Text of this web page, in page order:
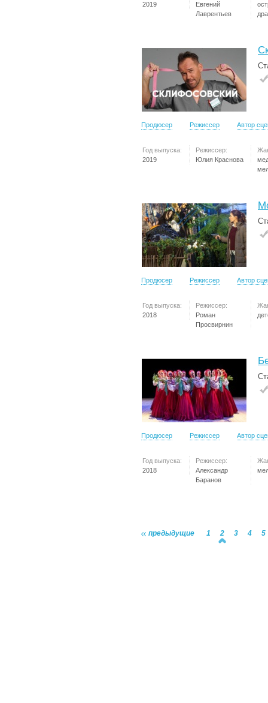
2019
Евгений
Лаврентьев
Продюсер Режиссер Автор
Год выпуска:
2019
Режиссер:
Юлия Краснова
Продюсер Режиссер Автор
Год выпуска:
2018
Режиссер:
Роман
Просвирнин
Продюсер Режиссер Автор
Год выпуска:
2018
Режиссер:
Александр
Баранов
предыдущие 1 2 3 4 5